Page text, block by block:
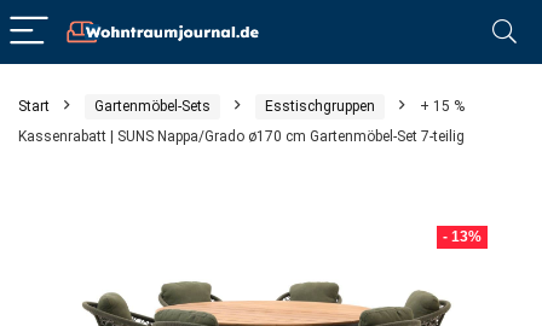
Start Gartenmöbel-Sets Esstischgruppen
+ 15 %
Kassenrabatt | SUNS Nappa/Grado ø170 cm Gartenmöbel-Set 7-teilig
- 13%